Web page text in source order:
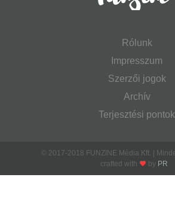
Rólunk
Impresszum
Szerzői jogok
Archív
Terjesztési pontok
© 2017-2018 FUNZINE Média Kft. |
crafted with
by PR